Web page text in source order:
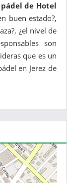
de Hotel
buen estado?,
¿el nivel de
son
que es un
en Jerez de